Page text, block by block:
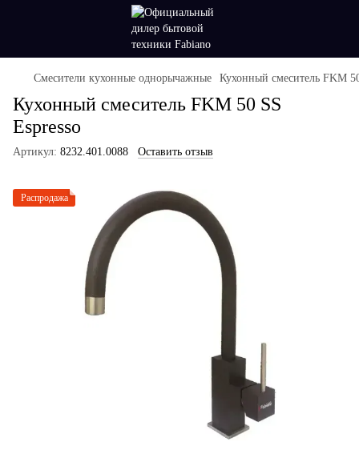
Смесители кухонные однорычажные Кухонный смеситель FKM
Кухонный смеситель FKM 50 SS
Espresso
Артикул: 8232.401.0088 Оставить отзыв
Распродажа